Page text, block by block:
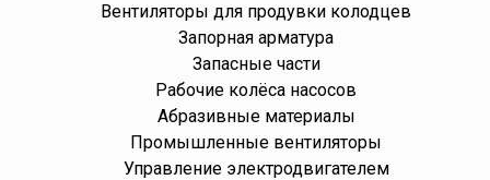
Вентиляторы для продувки колодцев
Запорная арматура
Запасные части
Рабочие колёса насосов
Абразивные материалы
Промышленные вентиляторы
Управление электродвигателем